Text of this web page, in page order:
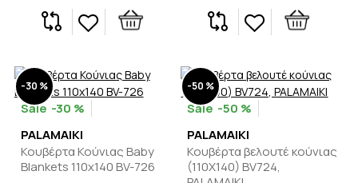
-30 %
-30 %
PALAMAIKI
Κουβέρτα Κούνιας Baby
Blankets 110x140 BV-726
-50 %
-50 %
PALAMAIKI
Κουβέρτα βελουτέ κούνιας
(110Χ140) BV724,